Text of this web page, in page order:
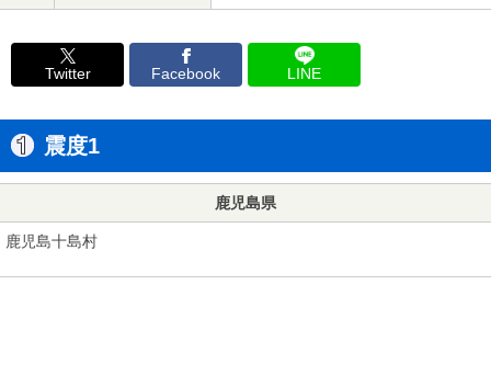
Twitter Facebook LINE
震度1
鹿児島県
鹿児島十島村